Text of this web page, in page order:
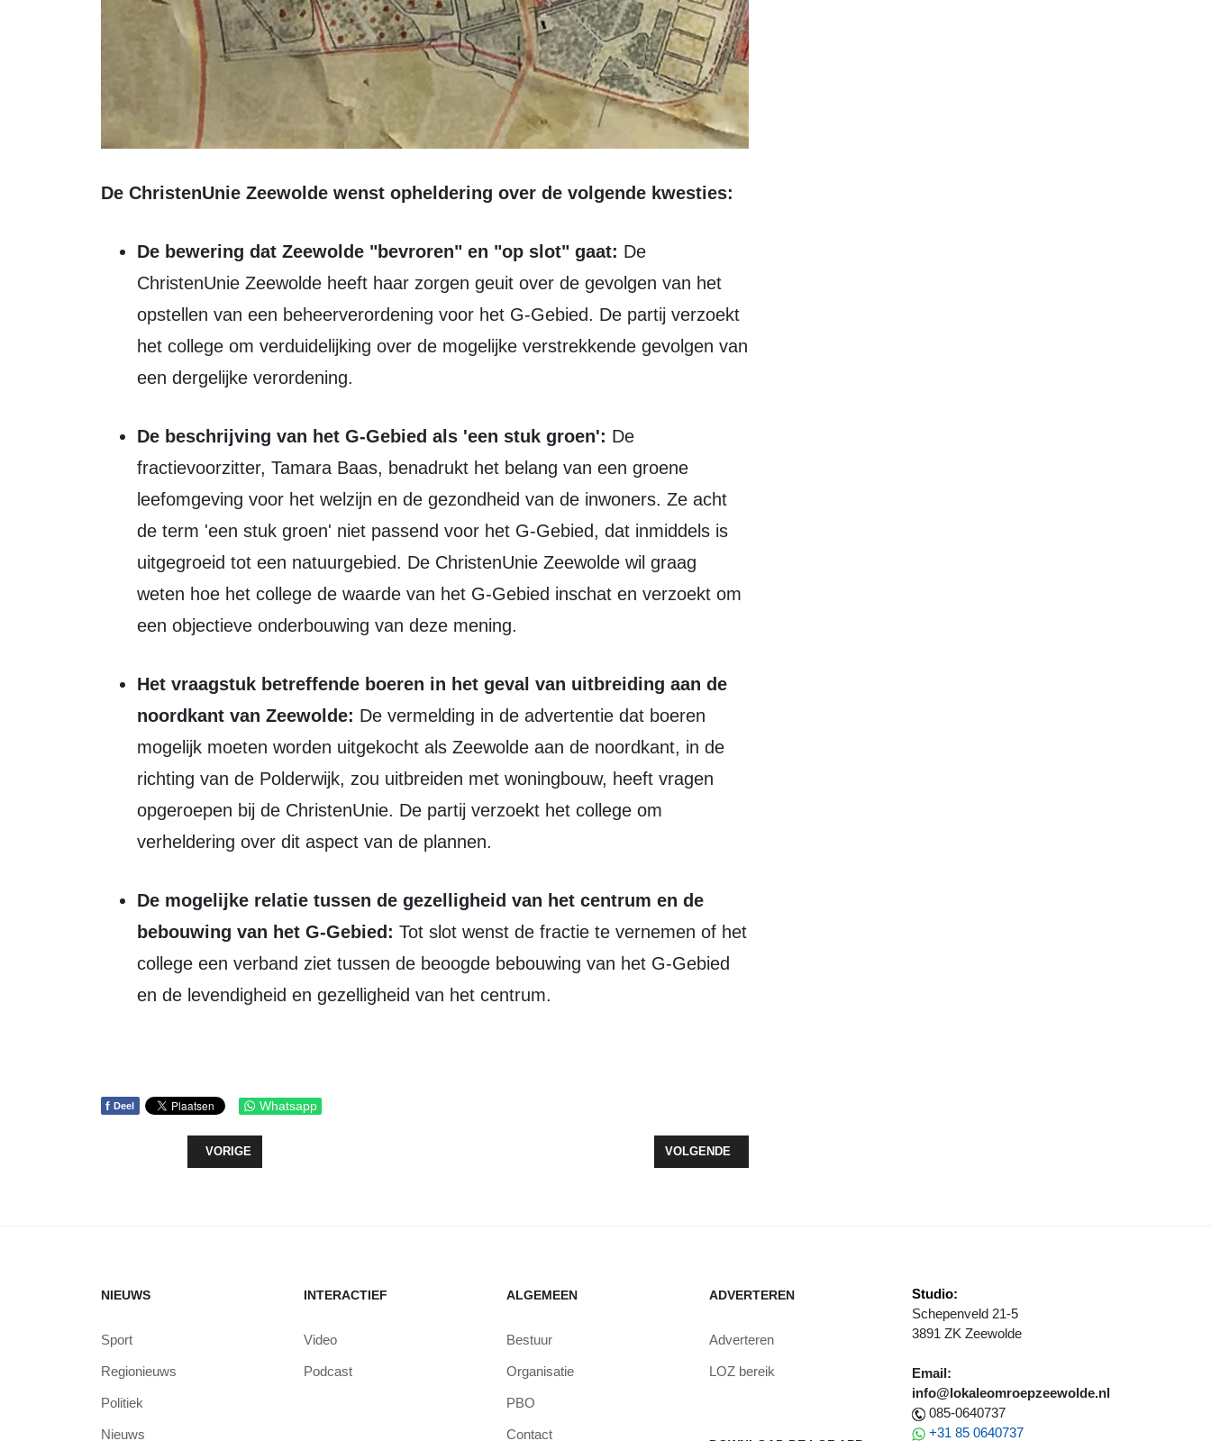
De ChristenUnie Zeewolde wenst opheldering over de volgende kwesties:
De bewering dat Zeewolde "bevroren" en "op slot" gaat: De
ChristenUnie Zeewolde heeft haar zorgen geuit over de gevolgen van het
opstellen van een beheerverordening voor het G-Gebied. De partij verzoekt
het college om verduidelijking over de mogelijke verstrekkende gevolgen van
een dergelijke verordening.
De beschrijving van het G-Gebied als 'een stuk groen': De
fractievoorzitter, Tamara Baas, benadrukt het belang van een groene
leefomgeving voor het welzijn en de gezondheid van de inwoners. Ze acht
de term 'een stuk groen' niet passend voor het G-Gebied, dat inmiddels is
uitgegroeid tot een natuurgebied. De ChristenUnie Zeewolde wil graag
weten hoe het college de waarde van het G-Gebied inschat en verzoekt om
een objectieve onderbouwing van deze mening.
Het vraagstuk betreffende boeren in het geval van uitbreiding aan de
noordkant van Zeewolde: De vermelding in de advertentie dat boeren
mogelijk moeten worden uitgekocht als Zeewolde aan de noordkant, in de
richting van de Polderwijk, zou uitbreiden met woningbouw, heeft vragen
opgeroepen bij de ChristenUnie. De partij verzoekt het college om
verheldering over dit aspect van de plannen.
De mogelijke relatie tussen de gezelligheid van het centrum en de
bebouwing van het G-Gebied: Tot slot wenst de fractie te vernemen of het
college een verband ziet tussen de beoogde bebouwing van het G-Gebied
en de levendigheid en gezelligheid van het centrum.
f Deel Whatsapp
VORIG ARTIKEL: GEMEENTELIJKE EREPENNING VOOR YVONNE VAN BRUGGEN
VORIGE VOLGENDE ARTIKEL: WETHOUDER ERNST BRON ENTHOUSIAST OVER ANIMO BIJ
VOLGENDE
NIEUWS
Sport
Regionieuws
Politiek
Nieuws
INTERACTIEF
Video
Podcast
ALGEMEEN
Bestuur
Organisatie
PBO
Contact
ADVERTEREN
Adverteren
LOZ bereik
Studio:
Schepenveld 21-5
3891 ZK Zeewolde
Email:
info@lokaleomroepzeewolde.nl
085-0640737
+31 85 0640737